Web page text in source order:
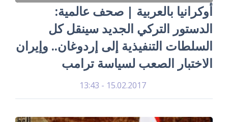
أوكرانيا بالعربية | صحف عالمية:
الدستور التركي الجديد سينقل كل
السلطات التنفيذية إلى إردوغان.. وإيران
الاختبار الصعب لسياسة ترامب
15.02.2017 - 13:43